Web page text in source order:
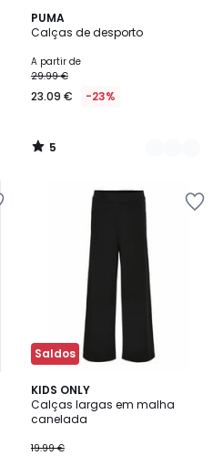
PUMA
Calças de desporto
A partir de
29.99 €
23.09 € -23%
5
/
2
Cores
5
/
Saldos
KIDS ONLY
Calças largas em malha
canelada
19.99 €
2
Cores